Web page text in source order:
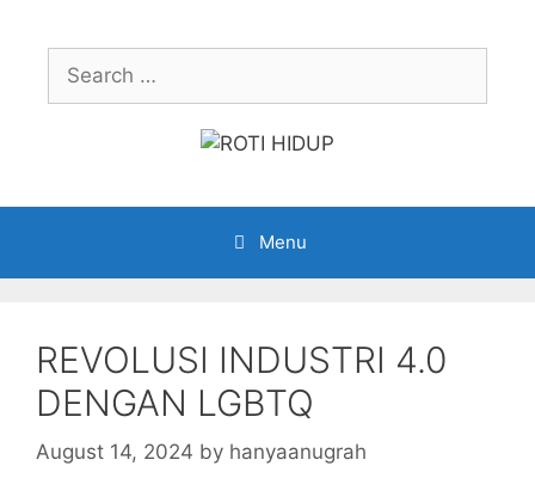
contentSearch
for:
Menu
REVOLUSI INDUSTRI 4.0
DENGAN LGBTQ
August 14, 2024 by hanyaanugrah